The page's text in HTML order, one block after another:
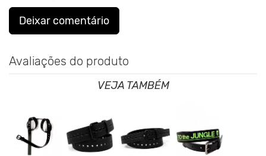
Deixar comentário
Avaliações do produto
VEJA TAMBÉM